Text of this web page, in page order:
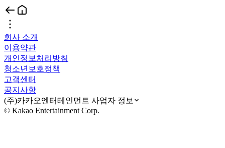
회사 소개
이용약관
개인정보처리방침
청소년보호정책
고객센터
공지사항
(주)카카오엔터테인먼트 사업자 정보
© Kakao Entertainment Corp.